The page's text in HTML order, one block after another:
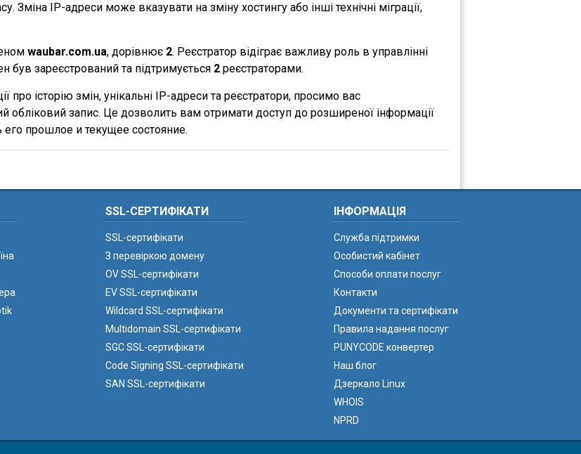
Зміна IP-адреси може вказувати на зміну хостингу або інші технічні міграції,
waubar.com.ua, дорівнює 2. Реєстратор відіграє важливу роль в управлінні
був зареєстрований та підтримується 2 реєстраторами.
про історію змін, унікальні IP-адреси та реєстратори, просимо вас
обліковий запис. Це дозволить вам отримати доступ до розширеної інформації
его прошлое и текущее состояние.
SSL-СЕРТИФІКАТИ
SSL-сертифікати
З перевіркою домену
OV SSL-сертифікати
EV SSL-сертифікати
Wildcard SSL-сертифікати
Multidomain SSL-сертифікати
SGC SSL-сертифікати
Code Signing SSL-сертифікати
SAN SSL-сертифікати
ІНФОРМАЦІЯ
Служба підтримки
Особистий кабінет
Способи оплати послуг
Контакти
Документи та сертифікати
Правила надання послуг
PUNYCODE конвертер
Наш блог
Дзеркало Linux
WHOIS
NPRD